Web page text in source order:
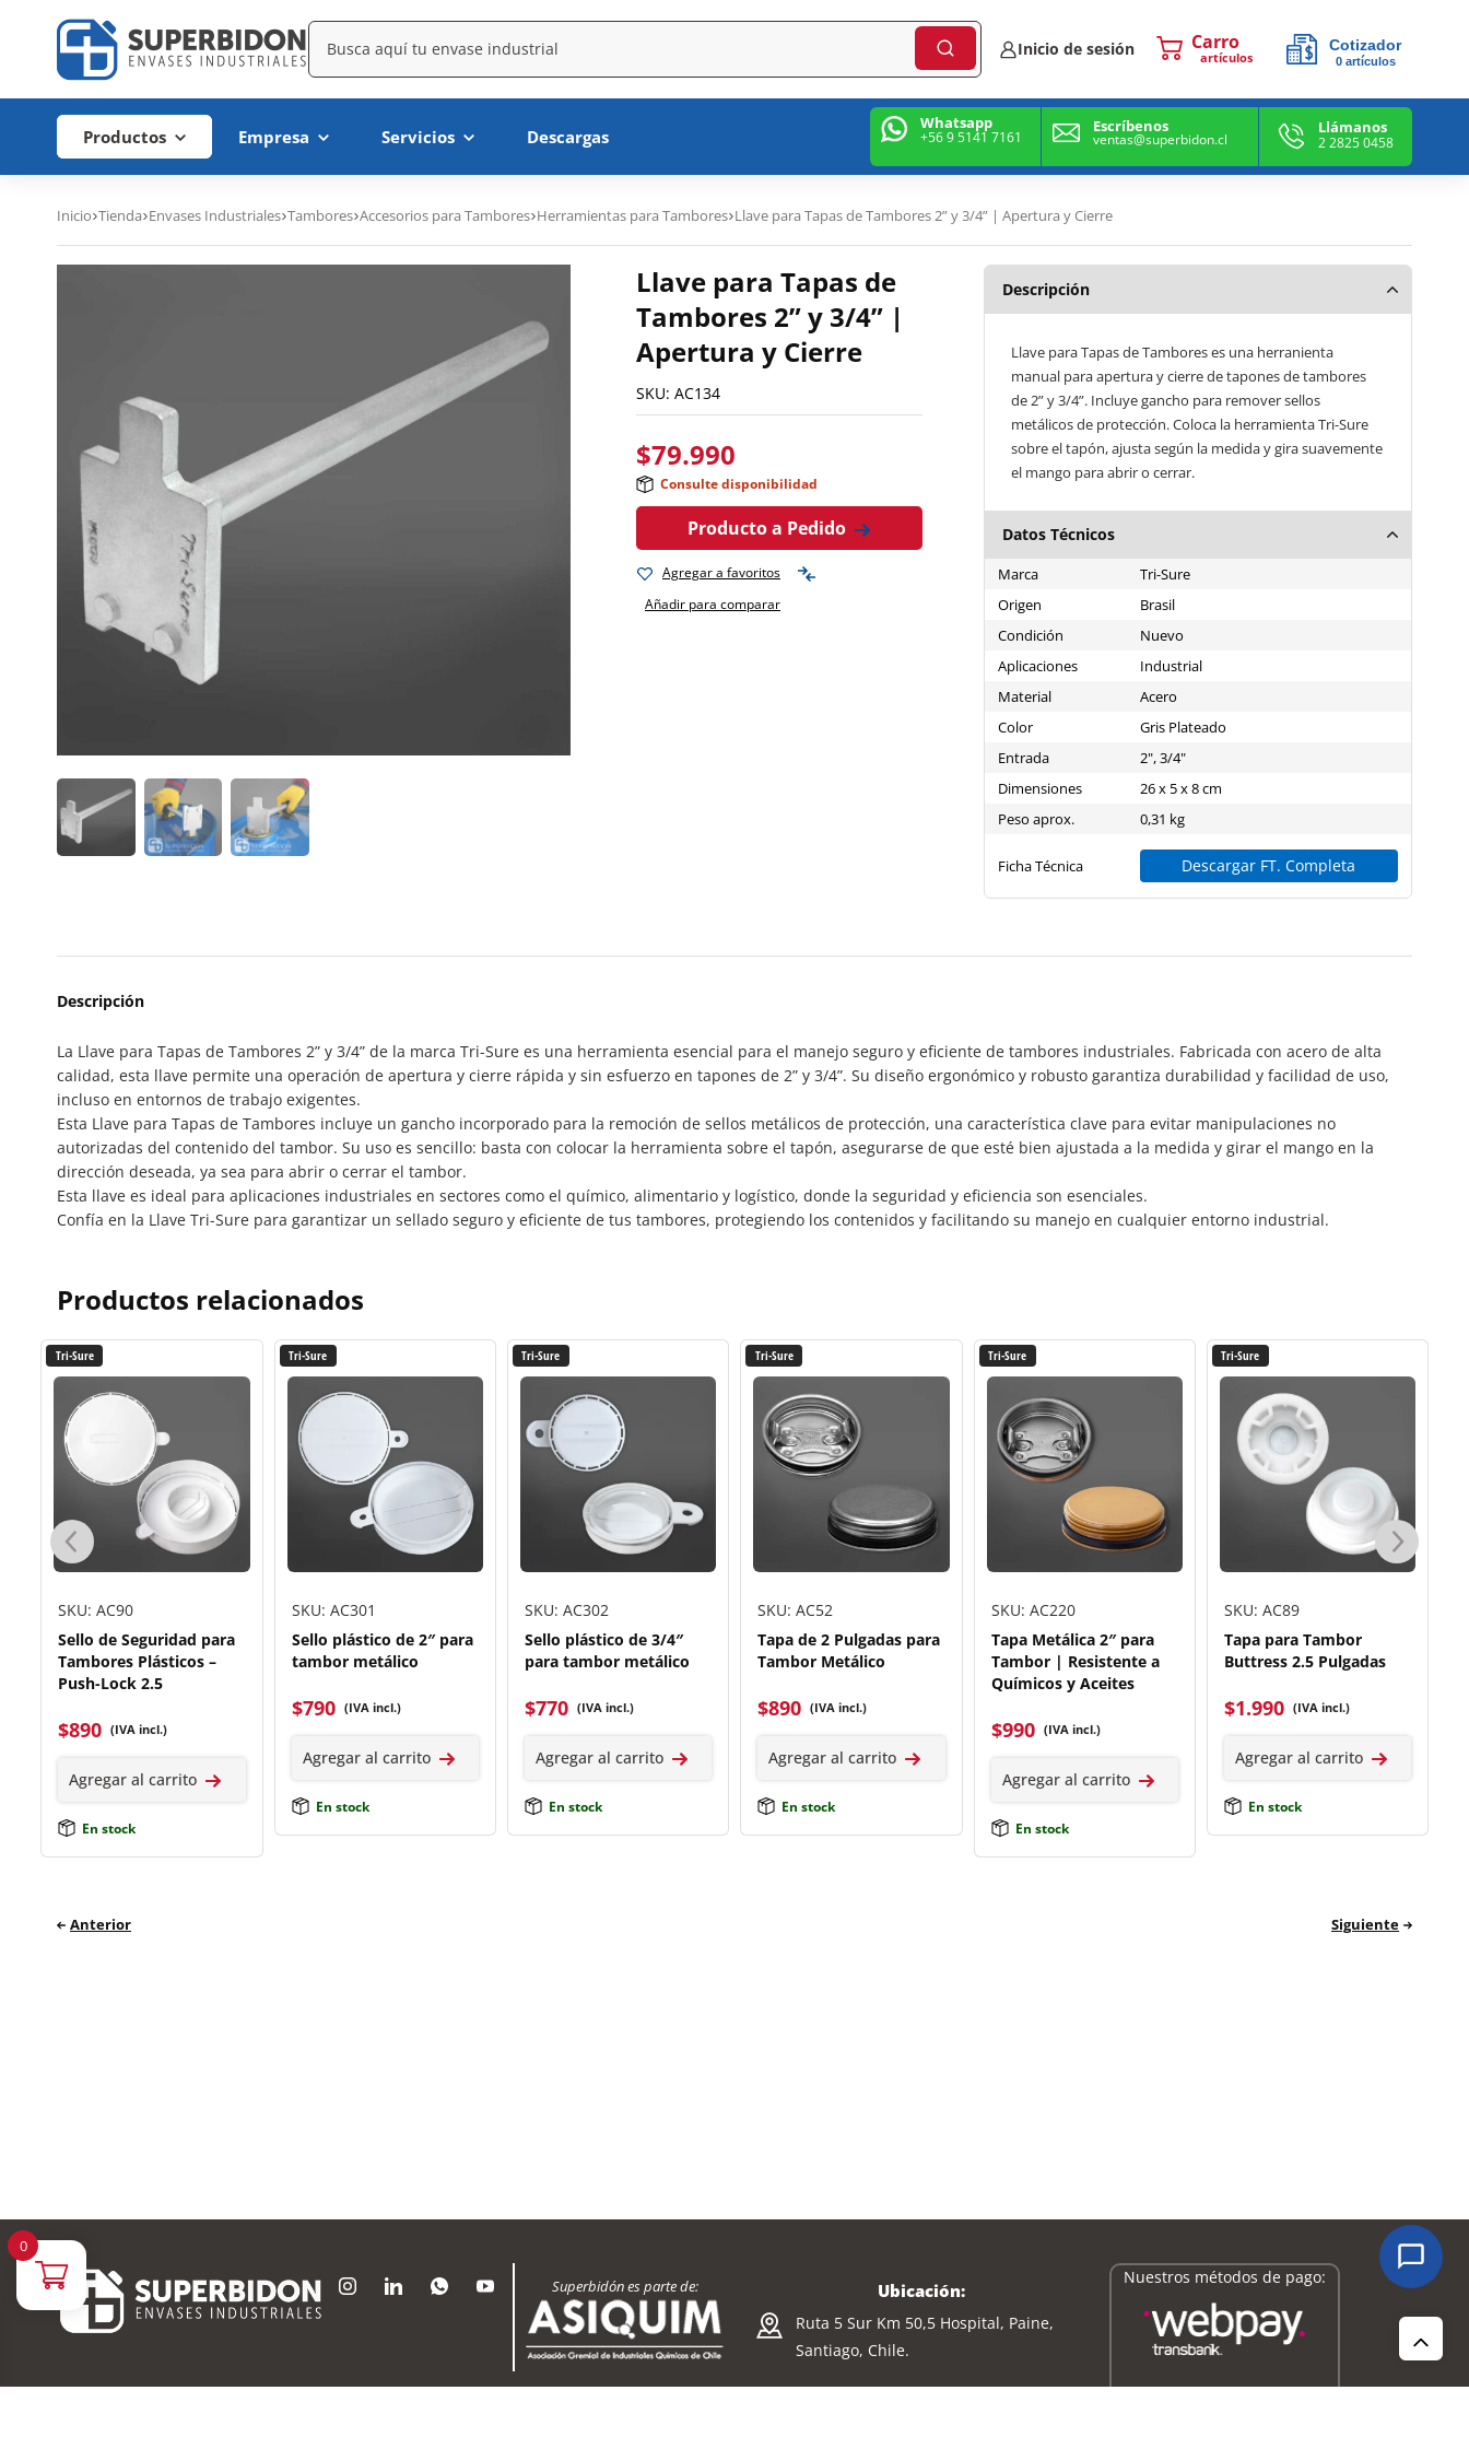
Inicio de sesión artículos
Cotizador
0artículos
Productos Empresa Servicios Descargas
Whatsapp
+56 9 5141 7161
Escríbenos
ventas@superbidon.cl
Llámanos
2 2825 0458
Inicio Tienda Envases Industriales Tambores Accesorios para Tambores Herramientas para Tambores Llave para Tapas de Tambores 2” y 3/4” | Apertura y Cierre
Llave para Tapas de
Tambores 2” y 3/4” |
Apertura y Cierre
SKU: AC134
$79.990
Consulte disponibilidad
Producto a Pedido
Agregar a favoritos
Añadir para comparar
Descripción
Llave para Tapas de Tambores es una herranienta
manual para apertura y cierre de tapones de tambores
de 2” y 3/4”. Incluye gancho para remover sellos
metálicos de protección. Coloca la herramienta Tri-Sure
sobre el tapón, ajusta según la medida y gira suavemente
el mango para abrir o cerrar.
Datos Técnicos
Marca
Tri-Sure
Origen
Brasil
Condición
Nuevo
Aplicaciones
Industrial
Material
Acero
Color
Gris Plateado
Entrada
2", 3/4"
Dimensiones
26 x 5 x 8 cm
Peso aprox.
0,31 kg
Ficha Técnica Descargar FT. Completa
Descripción
La Llave para Tapas de Tambores 2” y 3/4” de la marca Tri-Sure es una herramienta esencial para el manejo seguro y eficiente de tambores industriales. Fabricada con acero de alta
calidad, esta llave permite una operación de apertura y cierre rápida y sin esfuerzo en tapones de 2” y 3/4”. Su diseño ergonómico y robusto garantiza durabilidad y facilidad de uso,
incluso en entornos de trabajo exigentes.
Esta Llave para Tapas de Tambores incluye un gancho incorporado para la remoción de sellos metálicos de protección, una característica clave para evitar manipulaciones no
autorizadas del contenido del tambor. Su uso es sencillo: basta con colocar la herramienta sobre el tapón, asegurarse de que esté bien ajustada a la medida y girar el mango en la
dirección deseada, ya sea para abrir o cerrar el tambor.
Esta llave es ideal para aplicaciones industriales en sectores como el químico, alimentario y logístico, donde la seguridad y eficiencia son esenciales.
Confía en la Llave Tri-Sure para garantizar un sellado seguro y eficiente de tus tambores, protegiendo los contenidos y facilitando su manejo en cualquier entorno industrial.
Productos relacionados
SKU: AC90
Tri-Sure
Sello de Seguridad para
Tambores Plásticos –
Push-Lock 2.5
$890 (IVA incl.)
Agregar al carrito
En stock
SKU: AC301
Tri-Sure
Sello plástico de 2″ para
tambor metálico
$790 (IVA incl.)
Agregar al carrito
En stock
SKU: AC302
Tri-Sure
Sello plástico de 3/4″
para tambor metálico
$770 (IVA incl.)
Agregar al carrito
En stock
SKU: AC52
Tri-Sure
Tapa de 2 Pulgadas para
Tambor Metálico
$890 (IVA incl.)
Agregar al carrito
En stock
SKU: AC220
Tri-Sure
Tapa Metálica 2″ para
Tambor | Resistente a
Químicos y Aceites
$990 (IVA incl.)
Agregar al carrito
En stock
SKU: AC89
Tri-Sure
Tapa para Tambor
Buttress 2.5 Pulgadas
$1.990 (IVA incl.)
Agregar al carrito
En stock
Anterior Siguiente
Superbidón es parte de: Ubicación:
Ruta 5 Sur Km 50,5 Hospital, Paine,
Santiago, Chile.
Nuestros métodos de pago:
0